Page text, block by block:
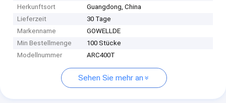
Herkunftsort
Guangdong, China
Lieferzeit
30 Tage
Markenname
GOWELLDE
Min Bestellmenge
100 Stücke
Modellnummer
ARC400T
Sehen Sie mehr an